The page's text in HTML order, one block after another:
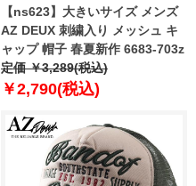
【ns623】大きいサイズ メンズ
AZ DEUX 刺繍入り メッシュ キ
ャップ 帽子 春夏新作 6683-703z
定価 ￥3,289(税込)
￥2,790(税込)